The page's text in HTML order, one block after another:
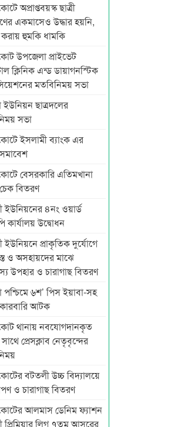
অপ্রাপ্তবয়স্ক ছাত্রী
একমাসেও উদ্ধার হয়নি,
হুমকি ধামকি
উপজেলা প্রাইভেট
ক্লিনিক এন্ড ডায়াগনস্টিক
মতবিনিময় সভা
ইউনিয়ন ছাত্রদলের
সভা
ইসলামী ব্যাংক এর
বেসরকারি এতিমখানা
বিতরণ
ইউনিয়নের ৪নং ওয়ার্ড
কার্যালয় উদ্বোধন
প্রাকৃতিক দুর্যোগে
ও অসহায়দের মাঝে
উপহার ও চারাগাছ বিতরণ
৬শ’ পিস ইয়াবা-সহ
আটক
থানায় নবযোগদানকৃত
প্রেসক্লাব নেতৃবৃন্দের
বটতলী উচ্চ বিদ্যালয়ে
ও চারাগাছ বিতরণ
আলমাস ডেনিম ফ্যাশন
প্রিমিয়ার লিগ ৭তম আসরের